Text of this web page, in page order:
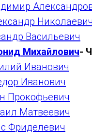
Николаевич
Васильевич
Михайлович-
Иванович
Иванович
Прокофьевич
Матвеевич
Фриделевич